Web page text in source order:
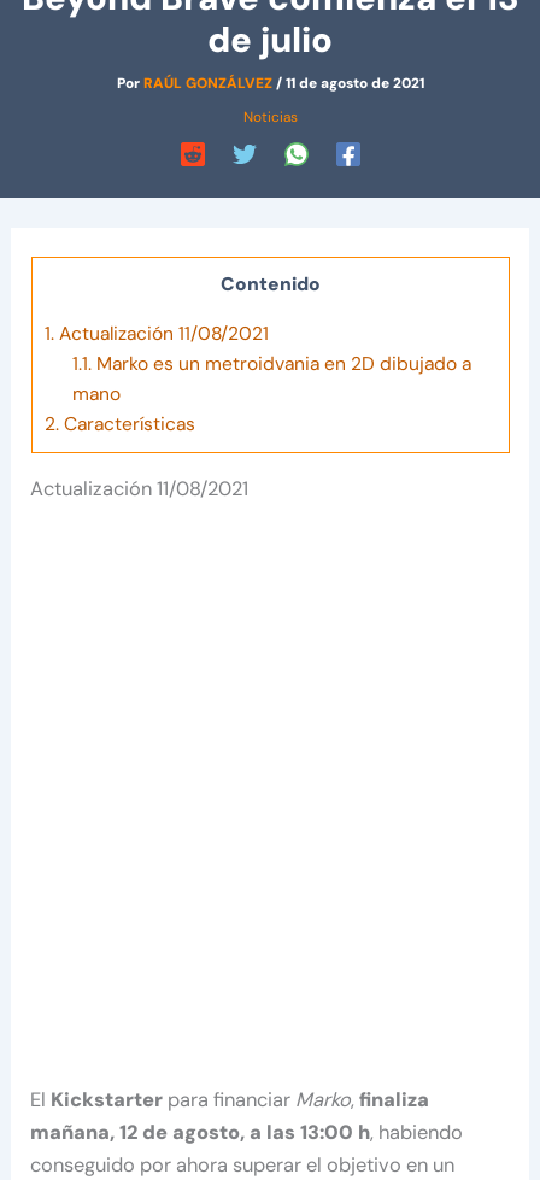
de julio
PorRAÚL GONZÁLVEZ/11 de agosto de 2021
Noticias
Contenido
1.Actualización 11/08/2021
1.1.Marko es un metroidvania en 2D dibujado a
mano
2.Características
Actualización 11/08/2021
El Kickstarter para financiar Marko,finaliza
mañana, 12 de agosto, a las 13:00 h, habiendo
conseguido por ahora superar el objetivo en un